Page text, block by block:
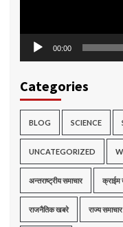
00:00
Categories
BLOG SCIENCE
UNCATEGORIZED
अन्तराष्ट्रीय समाचार क्राईम
राजनैतिक खबरे राज्य समाचार